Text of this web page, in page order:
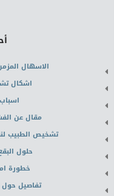
الاسهال
اشكال
مقال عن
تشخيص الطبيب
حلول
خطورة
تفاصيل حول